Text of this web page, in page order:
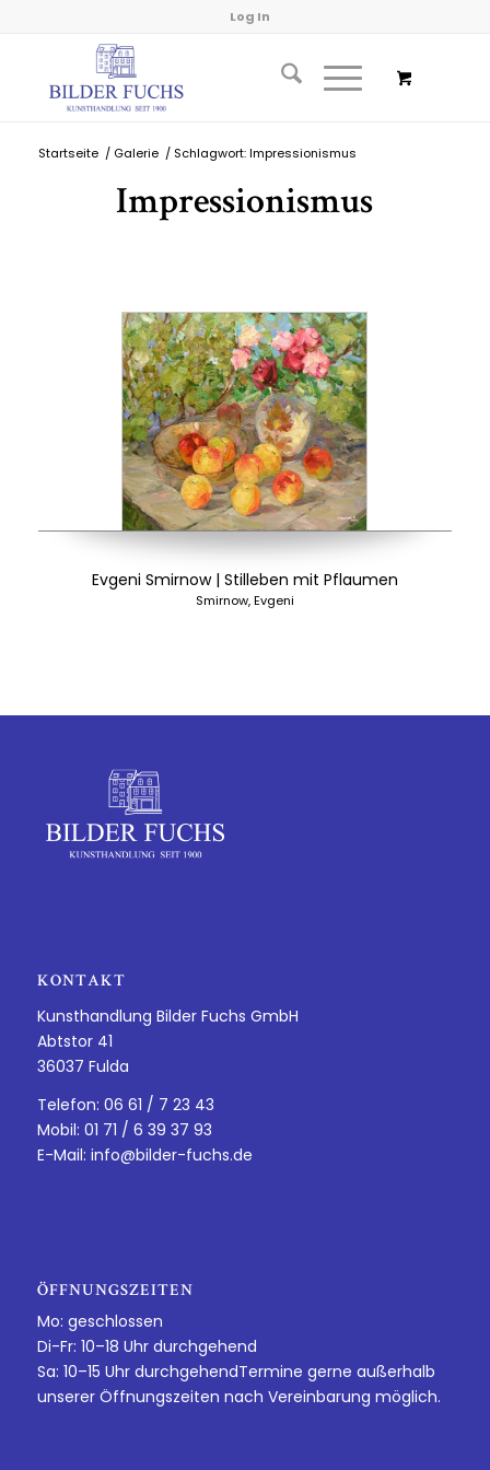
Log In
Startseite / Galerie / Schlagwort: Impressionismus
Impressionismus
Evgeni Smirnow | Stilleben mit Pflaumen
Smirnow, Evgeni
KONTAKT
Kunsthandlung Bilder Fuchs GmbH
Abtstor 41
36037 Fulda
Telefon: 06 61 / 7 23 43
Mobil: 01 71 / 6 39 37 93
E-Mail: info@bilder-fuchs.de
ÖFFNUNGSZEITEN
Mo: geschlossen
Di-Fr: 10–18 Uhr durchgehend
Sa: 10–15 Uhr durchgehendTermine gerne außerhalb
unserer Öffnungszeiten nach Vereinbarung möglich.